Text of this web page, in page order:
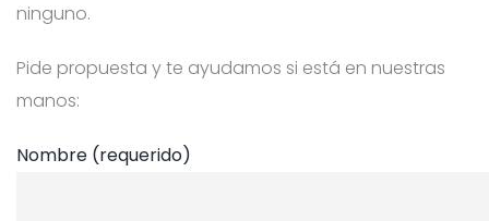
ninguno.
Pide propuesta y te ayudamos si está en nuestras
manos:
Nombre (requerido)